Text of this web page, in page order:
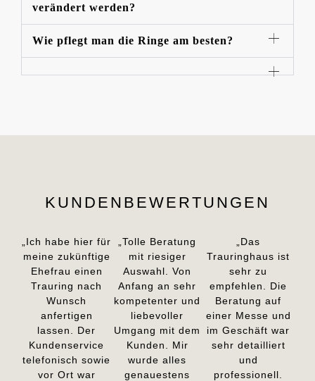
verändert werden?
Wie pflegt man die Ringe am besten?
KUNDENBEWERTUNGEN
„Ich habe hier für
meine zukünftige
Ehefrau einen
Trauring nach
Wunsch
anfertigen
lassen. Der
Kundenservice
telefonisch sowie
vor Ort war
„Tolle Beratung
mit riesiger
Auswahl. Von
Anfang an sehr
kompetenter und
liebevoller
Umgang mit dem
Kunden. Mir
wurde alles
genauestens
„Das
Trauringhaus ist
sehr zu
empfehlen. Die
Beratung auf
einer Messe und
im Geschäft war
sehr detailliert
und
professionell.